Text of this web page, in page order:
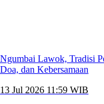
Ngumbai Lawok, Tradisi
Doa, dan Kebersamaan
13 Jul 2026 11:59 WIB